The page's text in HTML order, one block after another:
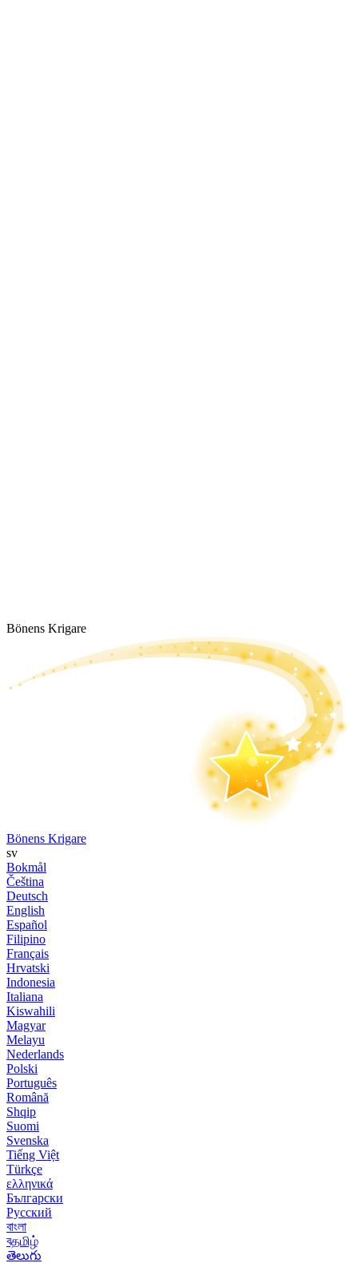
Bönens Krigare
Bönens Krigare
sv
Bokmål
Čeština
Deutsch
English
Español
Filipino
Français
Hrvatski
Indonesia
Italiana
Kiswahili
Magyar
Melayu
Nederlands
Polski
Português
Română
Shqip
Suomi
Svenska
Tiếng Việt
Türkçe
ελληνικά
Български
Русский
বাংলা
বதமிழ்
తెలుగు